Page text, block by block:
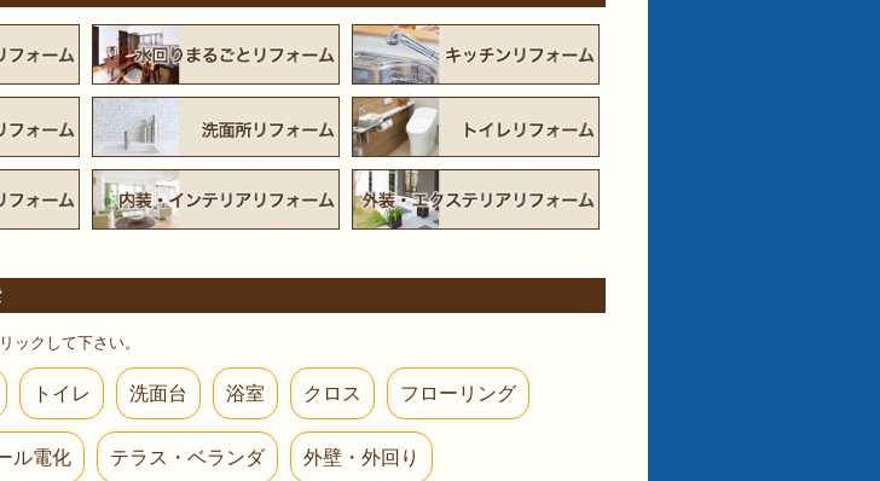
ックして下さい。
トイレ 洗面台 浴室 クロス フローリング
ル電化 テラス・ベランダ 外壁・外回り